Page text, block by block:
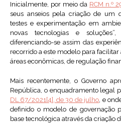
Inicialmente, por meio da RCM n.º
seus anseios pela criação de um
testes e experimentação em
novas tecnologias e
diferenciando-se assim das
recorrido a este modelo para
áreas econômicas, de regulação
Mais recentemente, o Governo
República, o enquadramento legal
DL 67/2021[4], de 30 de julho, e
definido o modelo de governação
base tecnológica através da criação